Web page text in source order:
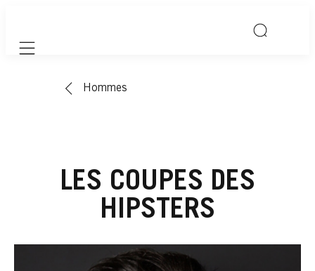
Mobile navigation
Hommes
LES COUPES DES
HIPSTERS